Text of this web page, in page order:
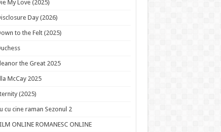
My Love (2025)
Day (2026)
to the Felt (2025)
the Great 2025
McCay 2025
(2025)
cu cine raman Sezonul 2
ONLINE ROMANESC ONLINE